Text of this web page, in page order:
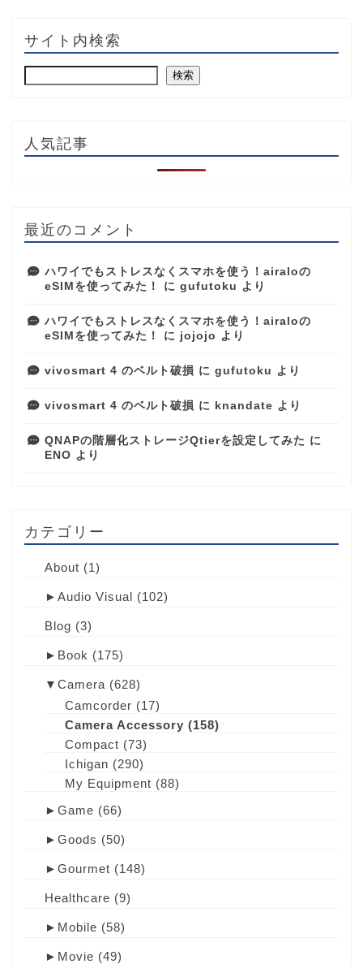
サイト内検索
検索
人気記事
最近のコメント
ハワイでもストレスなくスマホを使う！airaloの
eSIMを使ってみた！
に gufutoku より
ハワイでもストレスなくスマホを使う！airaloの
eSIMを使ってみた！
に jojojo より
vivosmart 4 のベルト破損 に gufutoku より
vivosmart 4 のベルト破損 に knandate より
QNAPの階層化ストレージQtierを設定してみた に
ENO より
カテゴリー
About (1)
► Audio Visual (102)
Blog (3)
► Book (175)
▼ Camera (628)
Camcorder (17)
Camera Accessory (158)
Compact (73)
Ichigan (290)
My Equipment (88)
► Game (66)
► Goods (50)
► Gourmet (148)
Healthcare (9)
► Mobile (58)
► Movie (49)